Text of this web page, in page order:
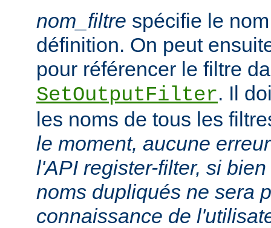
nom_filtre spécifie le
définition. On peut
pour référencer le filtre
SetOutputFilter. Il
les noms de tous les
le moment, aucune
l'API register-filter, si
noms dupliqués ne sera
connaissance de